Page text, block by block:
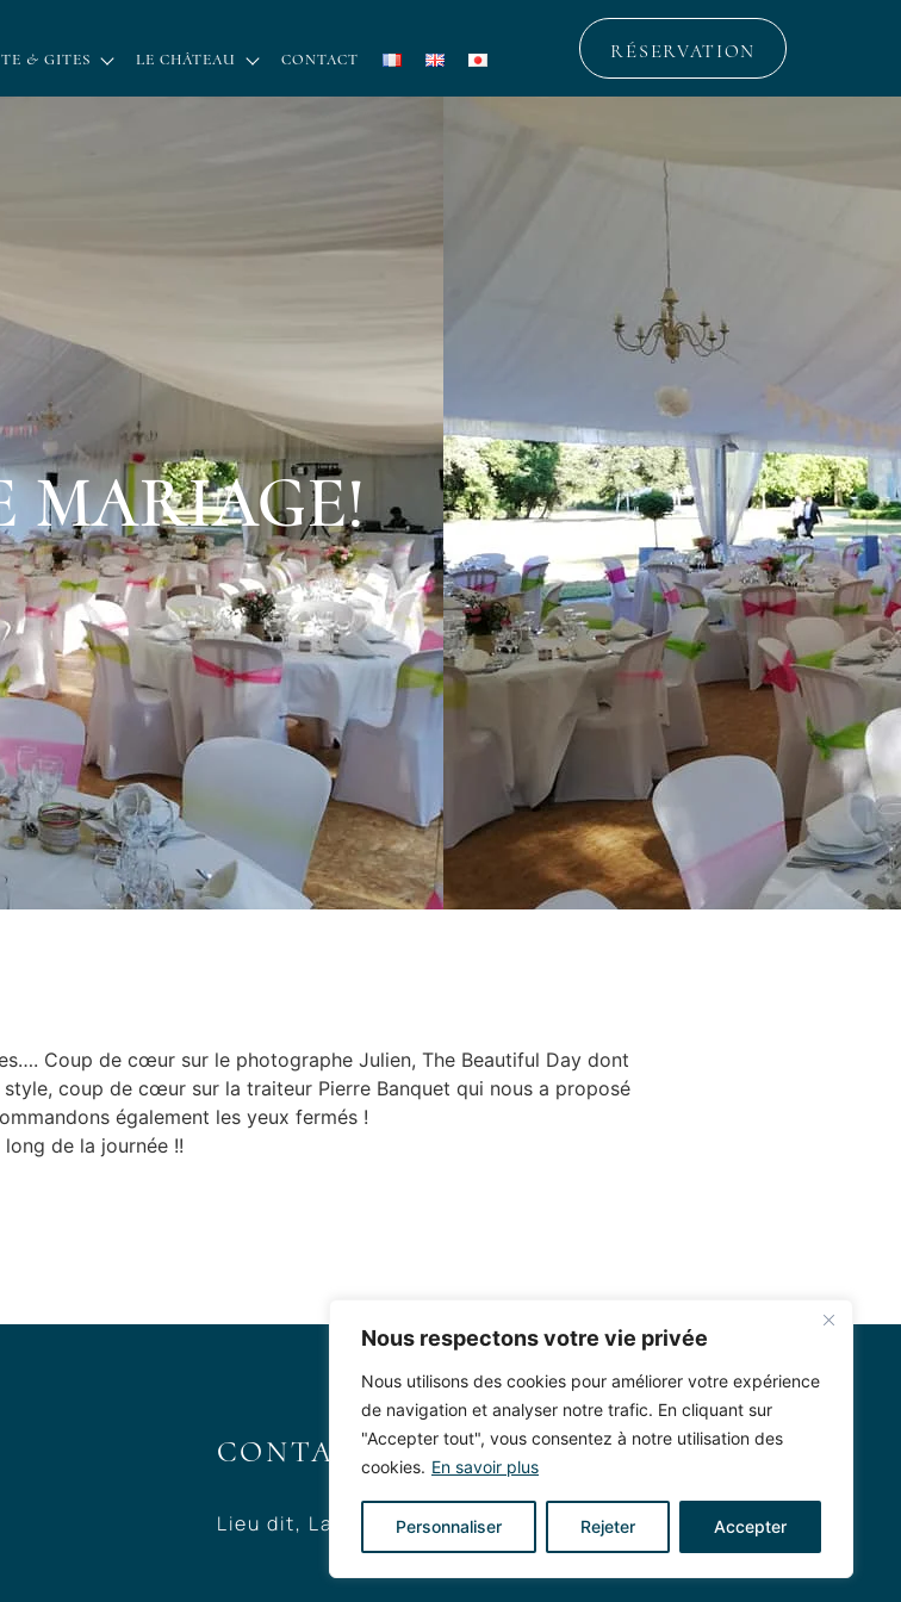
Nous respectons votre vie privée
Nous utilisons des cookies pour améliorer votre expérience
de navigation et analyser notre trafic. En cliquant sur
"Accepter tout", vous consentez à notre utilisation des
cookies. En savoir plus
Personnaliser Rejeter Accepter
& GITES LE CHÂTEAU CONTACT RÉSERVATION
MARIAGE!
Coup de cœur sur le photographe Julien, The Beautiful Day dont
coup de cœur sur la traiteur Pierre Banquet qui nous a proposé
également les yeux fermés !
de la journée !!
CONTACT
Lieu dit, La Rodé, 81700 Lempaut